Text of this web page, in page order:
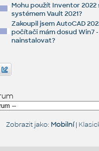
Mohu použít Inventor 2022
systémem Vault 2021?
Zakoupil jsem AutoCAD
počítači mám dosud Win7 -
nainstalovat?
Zobrazit jako: Mobilní|